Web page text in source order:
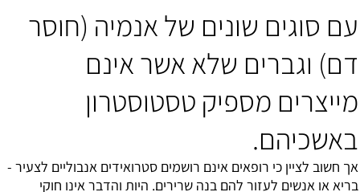
עם סוגים שונים של אנמיה (חוסר
דם) וגברים שלא אשר אינם
מייצרים מספיק טסטוסטרון
באשכיהם.
אך חשוב לציין כי רופאים אינם רושמים סטרואידים אנבוליים לצעיר -
בריא או אנשים לעזור להם בנה שרירים. היות והדבר אינו חוקי